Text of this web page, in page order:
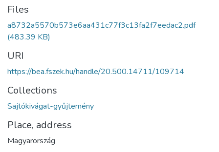
Files
a8732a5570b573e6aa431c77f3c13fa2f7eedac2.pdf
(483.39 KB)
URI
https://bea.fszek.hu/handle/20.500.14711/109714
Collections
Sajtókivágat-gyűjtemény
Place, address
Magyarország